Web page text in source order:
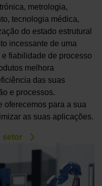
metrologia,
tecnologia médica,
do estado estrutural
incessante de uma
fiabilidade de processo
melhora
das suas
e processos.
oferecemos para a sua
as suas aplicações.
setor